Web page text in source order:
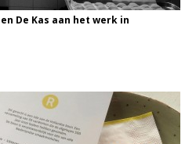
De Kas aan het werk in